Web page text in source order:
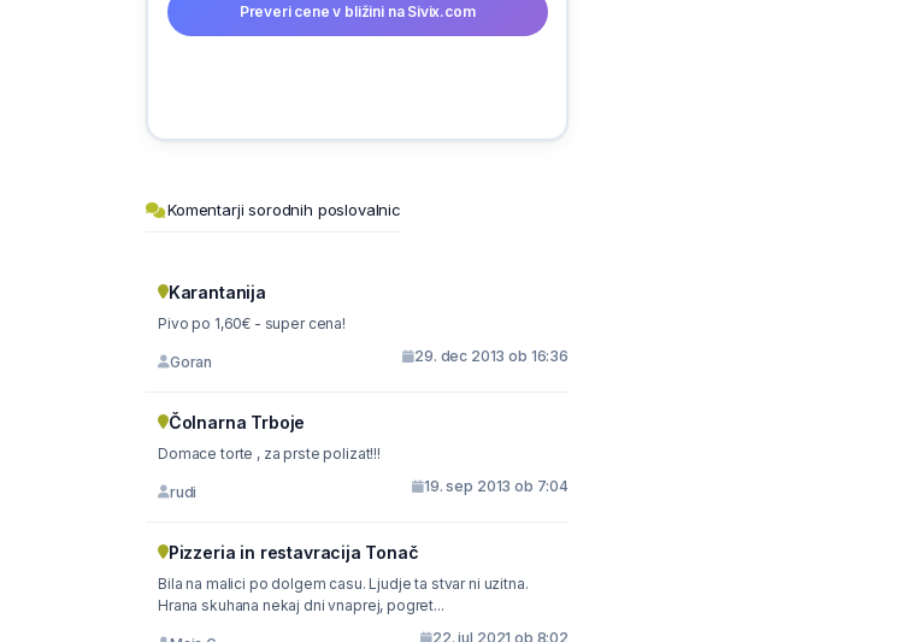
Preveri cene v bližini na Sivix.com
Komentarji sorodnih poslovalnic
Karantanija
Pivo po 1,60€ - super cena!
Goran 29. dec 2013 ob 16:36
Čolnarna Trboje
Domace torte , za prste polizat!!!
rudi 19. sep 2013 ob 7:04
Pizzeria in restavracija Tonač
Bila na malici po dolgem casu. Ljudje ta stvar ni uzitna.
Hrana skuhana nekaj dni vnaprej, pogret...
22. jul 2021 ob 8:02